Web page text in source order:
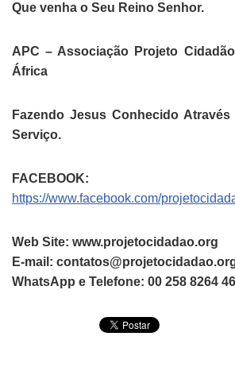
Que venha o Seu Reino Senhor.
APC – Associação Projeto
África
Fazendo Jesus Conhecido
Serviço.
FACEBOOK:
https://www.facebook.com/
Web Site: www.projetocidadao.org
E-mail:
WhatsApp e Telefone: 00 258 8264